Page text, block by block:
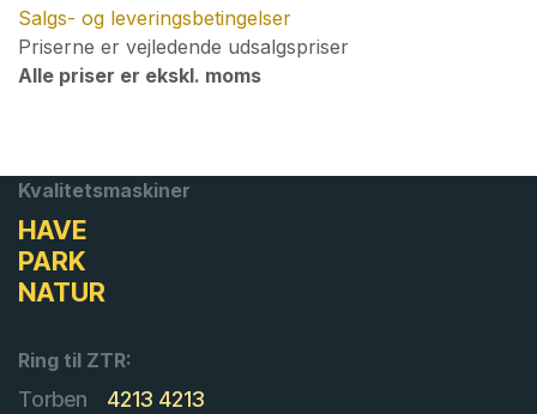
Salgs- og leveringsbetingelser
Priserne er vejledende udsalgspriser
Alle priser er ekskl. moms
Kvalitetsmaskiner
HAVE
PARK
NATUR
Ring til ZTR:
Torben
4213 4213